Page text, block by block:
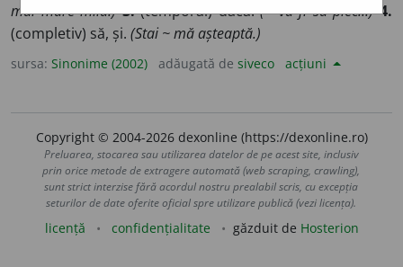
mai mare mila.) 3.(temporal) dacă.(~ va fi să plec...) 4.
(completiv) să, și. (Stai ~ mă așteaptă.)
sursa: Sinonime (2002) adăugată de siveco acțiuni
Copyright © 2004-2026 dexonline (https://dexonline.ro)
Preluarea, stocarea sau utilizarea datelor de pe acest site, inclusiv
prin orice metode de extragere automată (web scraping, crawling),
sunt strict interzise fără acordul nostru prealabil scris, cu excepția
seturilor de date oferite oficial spre utilizare publică (vezi licența).
licență confidențialitate găzduit de Hosterion